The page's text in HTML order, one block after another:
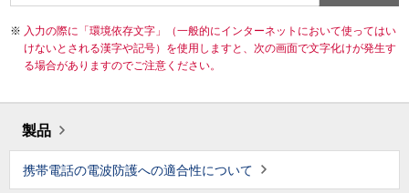
入力の際に「環境依存文字」（一般的にインターネットにおいて使ってはい
けないとされる漢字や記号）を使用しますと、次の画面で文字化けが発生す
る場合がありますのでご注意ください。
製品
携帯電話の電波防護への適合性について